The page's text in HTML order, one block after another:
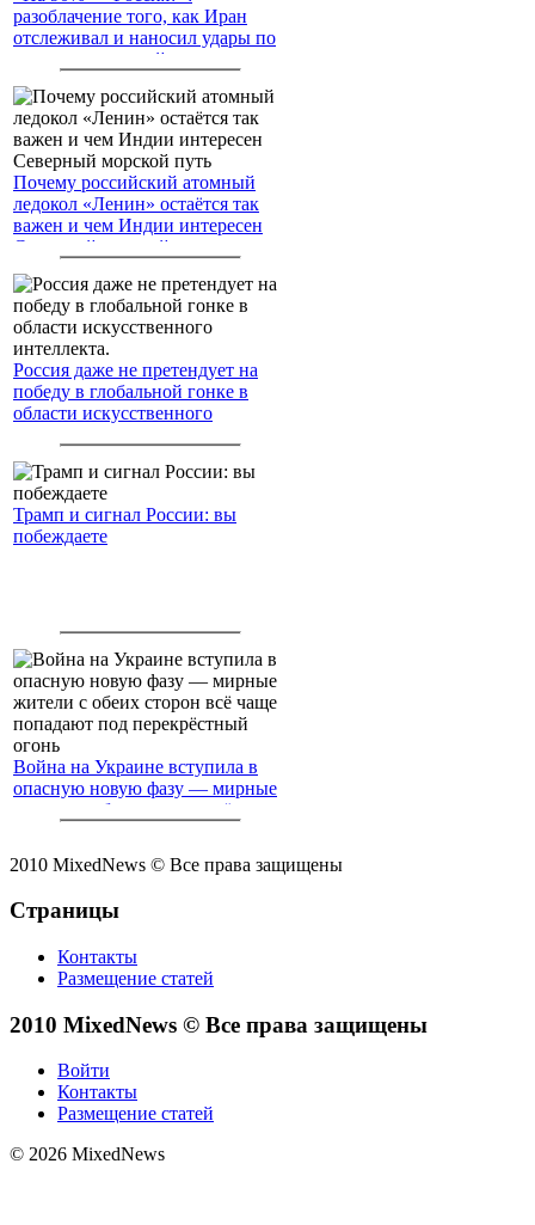
разоблачение того, как Иран
отслеживал и наносил удары по
американским войскам
Почему российский атомный
ледокол «Ленин» остаётся так
важен и чем Индии интересен
Северный морской путь
Россия даже не претендует на
победу в глобальной гонке в
области искусственного
Трамп и сигнал России: вы
побеждаете
Война на Украине вступила в
опасную новую фазу — мирные
жители с обеих сторон всё чаще
2010 MixedNews © Все права защищены
Страницы
Контакты
Размещение статей
2010 MixedNews © Все права защищены
Войти
Контакты
Размещение статей
© 2026 MixedNews